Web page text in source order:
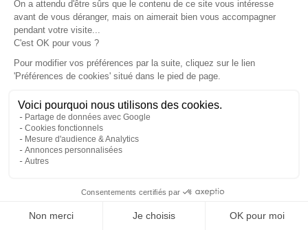
Campérêve Magellan 746 : la conquête
de l’espace
TROUVEZ
UN AMÉNAGEUR